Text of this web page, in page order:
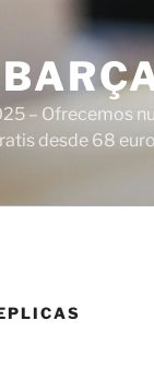
– Ofrecemos
desde 68